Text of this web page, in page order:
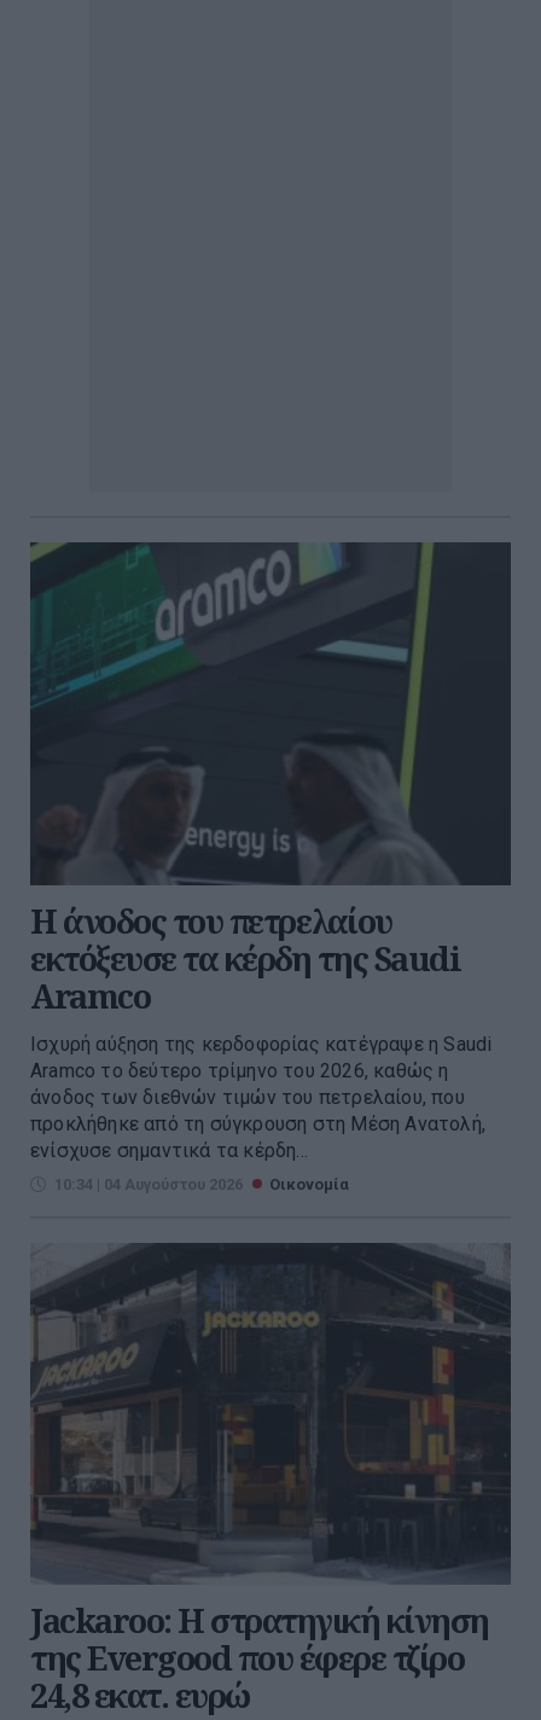
Η άνοδος του πετρελαίου
εκτόξευσε τα κέρδη της Saudi
Aramco
Ισχυρή αύξηση της κερδοφορίας κατέγραψε η Saudi
Aramco το δεύτερο τρίμηνο του 2026, καθώς η
άνοδος των διεθνών τιμών του πετρελαίου, που
προκλήθηκε από τη σύγκρουση στη Μέση Ανατολή,
ενίσχυσε σημαντικά τα κέρδη...
10:34 | 04 Αυγούστου 2026 Οικονομία
Jackaroo: Η στρατηγική κίνηση
της Evergood που έφερε τζίρο
24,8 εκατ. ευρώ